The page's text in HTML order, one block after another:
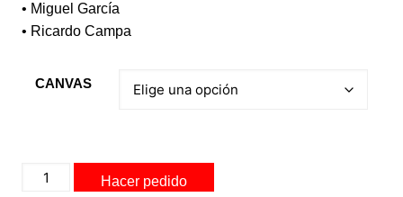
• Miguel García
• Ricardo Campa
CANVAS
CANVAS
Hacer pedido